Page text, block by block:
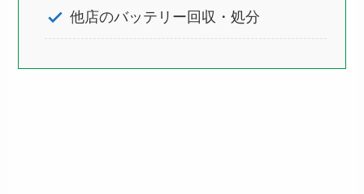
他店のバッテリー回収・処分